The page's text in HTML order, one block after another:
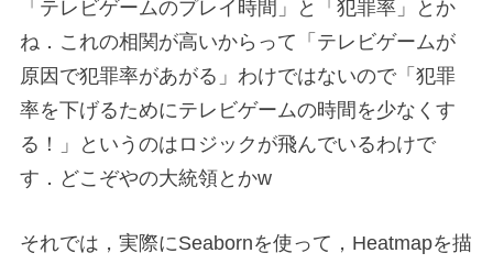
「テレビゲームのプレイ時間」と「犯罪率」とか
ね．これの相関が高いからって「テレビゲームが
原因で犯罪率があがる」わけではないので「犯罪
率を下げるためにテレビゲームの時間を少なくす
る！」というのはロジックが飛んでいるわけで
す．どこぞやの大統領とかw
それでは，実際にSeabornを使って，Heatmapを描